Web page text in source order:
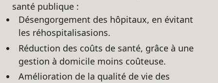
santé publique :
Désengorgement des hôpitaux, en évitant
les réhospitalisasions.
Réduction des coûts de santé, grâce à une
gestion à domicile moins coûteuse.
Amélioration de la qualité de vie des